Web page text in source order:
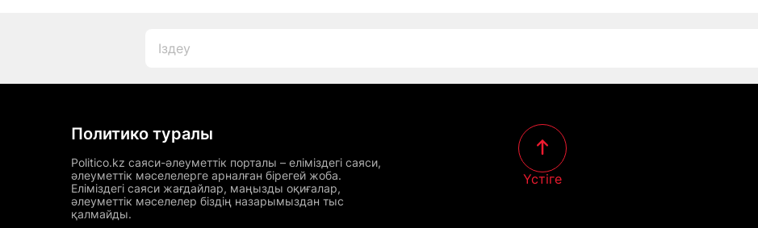
Политико туралы
Politico.kz саяси-әлеуметтік порталы – еліміздегі саяси,
әлеуметтік мәселелерге арналған бірегей жоба.
Еліміздегі саяси жағдайлар, маңызды оқиғалар,
әлеуметтік мәселелер біздің назарымыздан тыс
қалмайды.
Үстіге